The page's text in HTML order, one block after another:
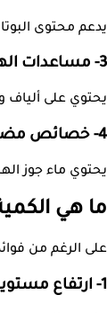
يدعم محتوى
3- مساعدات الهضم
يحتوي على ألياف
4- خصائص مضادة للأكسدة
يحتوي ماء جوز
ما هي
على الرغم من
1- ارتفاع مستويات البوتاسيوم